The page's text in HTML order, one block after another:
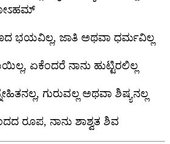
ಭಯವಿಲ್ಲ, ಜಾತಿ ಅಥವಾ ಧರ್ಮವಿಲ್ಲ
ಏಕೆಂದರೆ ನಾನು ಹುಟ್ಟಿರಲಿಲ್ಲ
ಗುರುವಲ್ಲ ಅಥವಾ ಶಿಷ್ಯನಲ್ಲ
ರೂಪ, ನಾನು ಶಾಶ್ವತ ಶಿವ